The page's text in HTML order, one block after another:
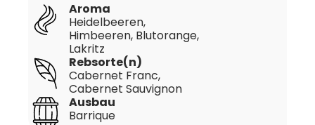
Ausbau
Barrique
Aroma
Heidelbeeren,
Himbeeren, Blutorange,
Lakritz
Rebsorte(n)
Cabernet Franc,
Cabernet Sauvignon